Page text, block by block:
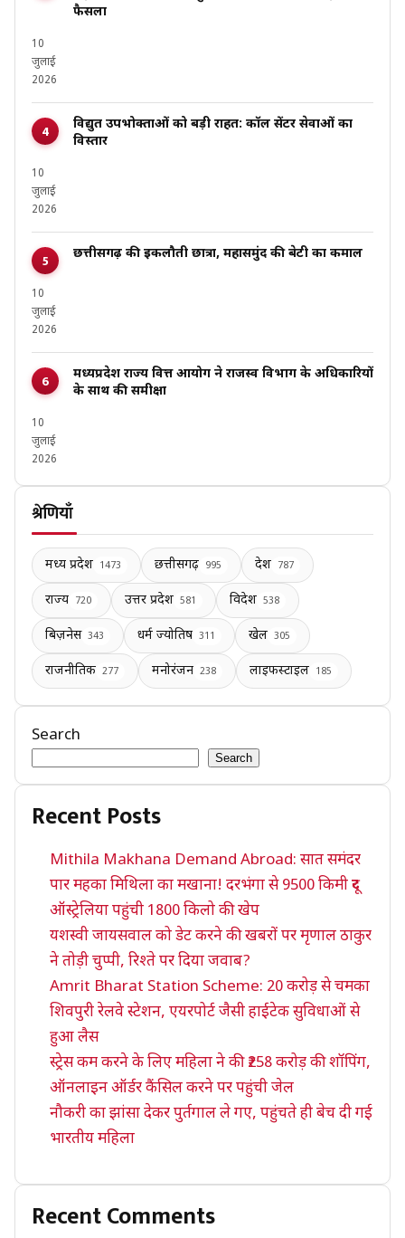
फैसला
10
जुलाई
2026
विद्युत उपभोक्ताओं को बड़ी राहत: कॉल सेंटर सेवाओं का
विस्तार
10
जुलाई
2026
छत्तीसगढ़ की इकलौती छात्रा, महासमुंद की बेटी का कमाल
10
जुलाई
2026
मध्यप्रदेश राज्य वित्त आयोग ने राजस्व विभाग के अधिकारियों
के साथ की समीक्षा
10
जुलाई
2026
श्रेणियाँ
मध्य प्रदेश 1473 छत्तीसगढ़ 995 देश 787
राज्य 720 उत्तर प्रदेश 581 विदेश 538
बिज़नेस 343 धर्म ज्योतिष 311 खेल 305
राजनीतिक 277 मनोरंजन 238 लाइफस्टाइल 185
Search
Search
Recent Posts
Mithila Makhana Demand Abroad: सात समंदर
पार महका मिथिला का मखाना! दरभंगा से 9500 किमी दूर
ऑस्ट्रेलिया पहुंची 1800 किलो की खेप
यशस्वी जायसवाल को डेट करने की खबरों पर मृणाल ठाकुर
ने तोड़ी चुप्पी, रिश्ते पर दिया जवाब?
Amrit Bharat Station Scheme: 20 करोड़ से चमका
शिवपुरी रेलवे स्टेशन, एयरपोर्ट जैसी हाईटेक सुविधाओं से
हुआ लैस
स्ट्रेस कम करने के लिए महिला ने की ₹258 करोड़ की शॉपिंग,
ऑनलाइन ऑर्डर कैंसिल करने पर पहुंची जेल
नौकरी का झांसा देकर पुर्तगाल ले गए, पहुंचते ही बेच दी गई
भारतीय महिला
Recent Comments